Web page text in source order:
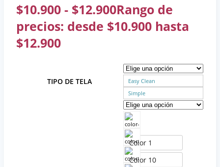
$10.900 - $12.900Rango de
precios: desde $10.900 hasta
$12.900
TIPO DE TELA
Easy Clean
Simple
Color 1
Color 10